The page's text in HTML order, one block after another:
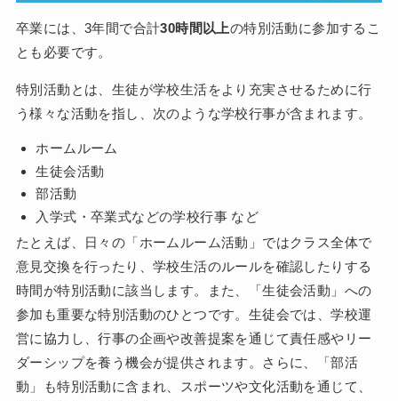
卒業には、3年間で合計30時間以上の特別活動に参加するこ
とも必要です。
特別活動とは、生徒が学校生活をより充実させるために行
う様々な活動を指し、次のような学校行事が含まれます。
ホームルーム
生徒会活動
部活動
入学式・卒業式などの学校行事 など
たとえば、日々の「ホームルーム活動」ではクラス全体で
意見交換を行ったり、学校生活のルールを確認したりする
時間が特別活動に該当します。また、「生徒会活動」への
参加も重要な特別活動のひとつです。生徒会では、学校運
営に協力し、行事の企画や改善提案を通じて責任感やリー
ダーシップを養う機会が提供されます。さらに、「部活
動」も特別活動に含まれ、スポーツや文化活動を通じて、